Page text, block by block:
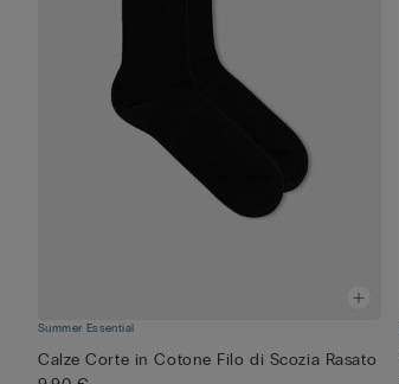
Summer Essential
Calze Corte in Cotone Filo di Scozia Rasato